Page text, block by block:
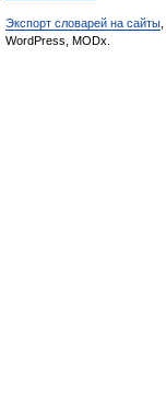
Экспорт словарей на сайты
WordPress, MODx.